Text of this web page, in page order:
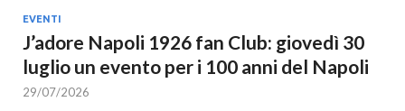
EVENTI
J’adore Napoli 1926 fan Club: giovedì 30
luglio un evento per i 100 anni del Napoli
29/07/2026